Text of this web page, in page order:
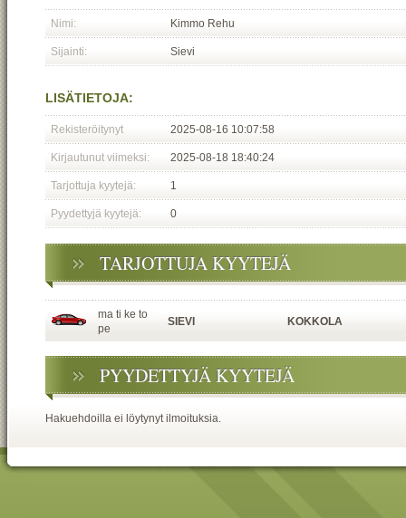
Nimi: Kimmo Rehu
Sijainti: Sievi
LISÄTIETOJA:
Rekisteröitynyt 2025-08-16 10:07:58
Kirjautunut viimeksi: 2025-08-18 18:40:24
Tarjottuja kyytejä: 1
Pyydettyjä kyytejä: 0
TARJOTTUJA KYYTEJÄ
ma ti ke to
pe
SIEVI KOKKOLA
PYYDETTYJÄ KYYTEJÄ
Hakuehdoilla ei löytynyt ilmoituksia.